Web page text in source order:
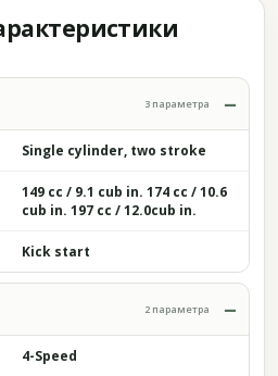
3 параметра
Single cylinder, two stroke
149 cc / 9.1 cub in. 174 cc / 10.6
cub in. 197 cc / 12.0cub in.
Kick start
2 параметра
4-Speed